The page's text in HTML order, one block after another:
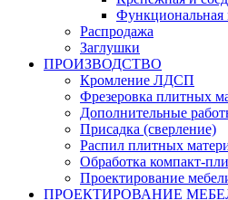
Функциональная
Распродажа
Заглушки
ПРОИЗВОДСТВО
Кромление ЛДСП
Фрезеровка плитных
Дополнительные
Присадка (сверление)
Распил плитных
Обработка компакт-
Проектирование
ПРОЕКТИРОВАНИЕ